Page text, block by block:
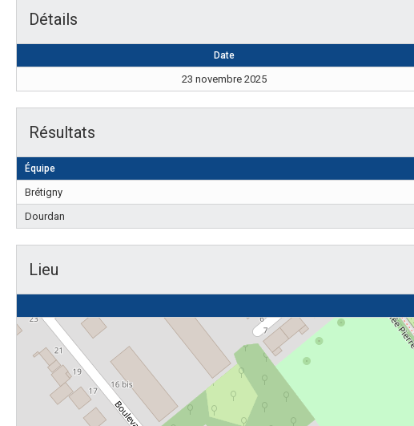
Détails
Date
23 novembre 2025
Résultats
Équipe
Brétigny
Dourdan
Lieu